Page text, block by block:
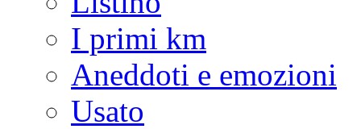
I primi km
Aneddoti e emozioni
Usato